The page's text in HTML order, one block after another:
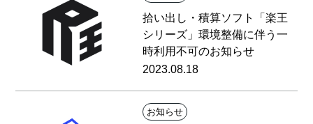
拾い出し・積算ソフト「楽王
シリーズ」環境整備に伴う一
時利用不可のお知らせ
2023.08.18
お知らせ